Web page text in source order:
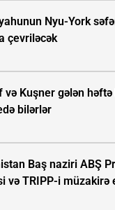
Nyu-York
çevriləcək
və Kuşner gələn
bilərlər
Baş naziri ABŞ
və TRIPP-i müzakirə